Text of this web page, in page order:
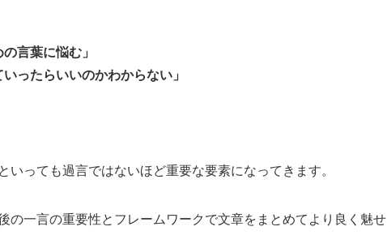
言葉に悩む」
ったらいいのかわからない」
っても過言ではないほど重要な要素になってきます。
の一言の重要性とフレームワークで文章をまとめてより良く魅せ